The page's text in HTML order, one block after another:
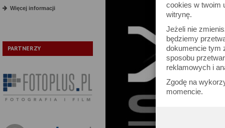
cookies w twoim
witrynę.
Jeżeli nie
będziemy
dokumencie tym
sposobu
reklamowych i
Zgodę na
momencie.
Więcej informacji
PARTNERZY